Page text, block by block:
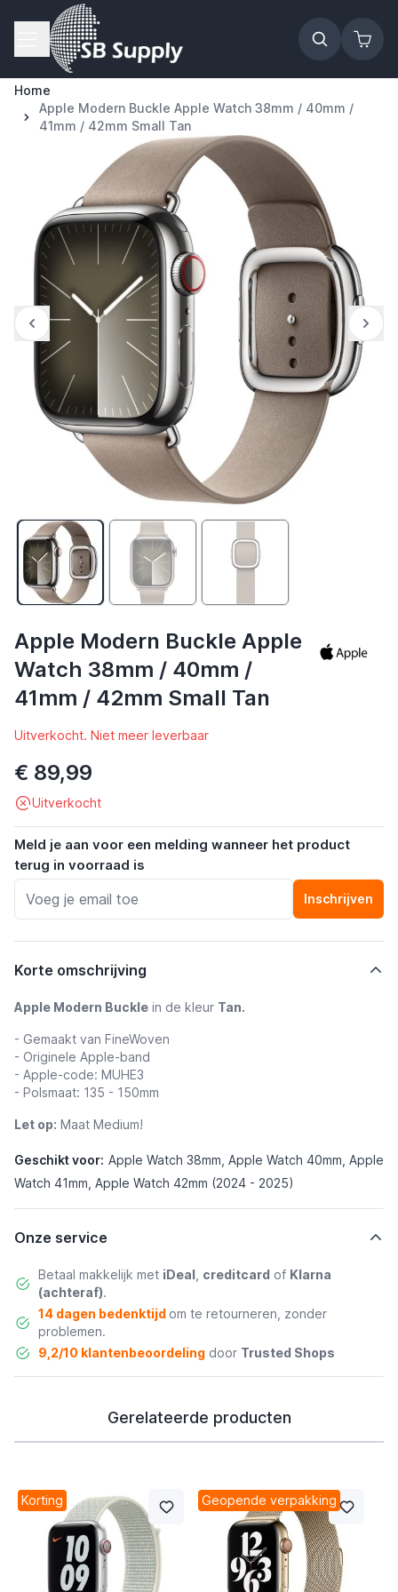
Ga naar de inhoud
Home
Apple Modern Buckle Apple Watch 38mm / 40mm /
41mm / 42mm Small Tan
Apple Modern Buckle Apple
Watch 38mm / 40mm /
41mm / 42mm Small Tan
Uitverkocht. Niet meer leverbaar
€ 89,99
Uitverkocht
Meld je aan voor een melding wanneer het product
terug in voorraad is
Inschrijven
Korte omschrijving
Apple Modern Buckle in de kleur Tan.
- Gemaakt van FineWoven
- Originele Apple-band
- Apple-code: MUHE3
- Polsmaat: 135 - 150mm
Let op: Maat Medium!
Geschikt voor: Apple Watch 38mm, Apple Watch 40mm, Apple
Watch 41mm, Apple Watch 42mm (2024 - 2025)
Onze service
Betaal makkelijk met iDeal creditcard of Klarna
(achteraf).
14 dagen bedenktijd om te retourneren, zonder
problemen.
9,2/10 klantenbeoordelingdoor Trusted Shops
Gerelateerde producten
Korting Geopende verpakking